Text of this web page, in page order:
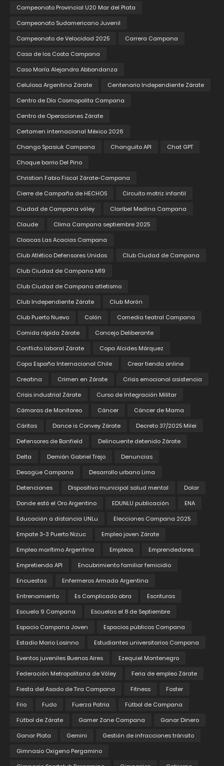
Campeonato Provincial U20 Mar del Plata
Campeonato Sudamericano Juvenil
Campeonato de Velocidad 2025
Carrera Campana
Casa de los Costa Campana
Caso María Alejandra Abbondanza
Celulosa Argentina Zárate
Centenario Independiente Zárate
Centro de Día Cosmopolita Campana
Centro de Operaciones Zárate
Certamen internacional México 2026
Chango Spasiuk Campana
Changuito API
Chat GPT
Choque barrio Del Pino
Christian Fabio Fiscal Zárate-Campana
Cierre de Campaña de HECHOS
Circuito motriz infantil
Ciudad de Campana vóley
Claribel Medina Campana
Claude
Clima Campana septiembre 2025
Cloacas Las Acacias Campana
Club Atlético Defensores Unidos
Club Ciudad de Campana
Club Ciudad de Campana M19
Club Ciudad de Campana atletismo
Club Independiente Zárate
Club Morón
Club Puerto Nuevo
Colón
Comedia teatral Campana
Comida rápida Zárate
Concejo Deliberante
Conflicto laboral Zárate
Copa Alcides Márquez
Copa España Internacional Chile
Crear tienda online
Creatina
Crimen en Zárate
Crisis emocional asistencia
Crisis industrial Zárate
Curso de Integración Militar
Cámaras de Monitoreo
Cáncer
Cáncer de Mama
Cáritas
Dance is Convey Zárate
Decreto 37/2025 Milei
Defensores de Banfield
Delincuente detenido Zárate
Delta
Demián Gabriel Trejo
Denuncias
Desagüe Campana
Desarrollo urbano Lima
Detenciones
Dispositivo municipal salud mental
Dolar
Donde está el Oro Argentino
EDUNLU publicación
ENA
Educación a distancia UNLu
Elecciones Campana 2025
Empate 3-3 Puerto Nizuc
Empleo joven Zárate
Empleo marítimo Argentina
Empleos
Emprendedores
Empretienda API
Encubrimiento familiar femicidio
Encuestas
Enfermeros Armada Argentina
Entrenamiento
Es Complicado obra
Escrituras
Escuela 9 Campana
Escuelas el 8 de Septiembre
Espacio Campana Joven
Espacios públicos Campana
Estadio Mario Losinno
Estudiantes universitarios Campana
Eventos juveniles Buenos Aires
Ezequiel Montenegro
Federación Metropolitana de Vóley
Feria de empleo Zárate
Fiesta del Asado de Tira Campana
Fitness
Foster
Frio
Fudo Fuerza Patria
Fútbol de Campana
Fútbol de Zárate
Gamer Zone Campana
Ganar Dinero
Ganar Plata
Gemini
Gestión de infracciones tránsito
Gimnasio Oxigeno Pergamino